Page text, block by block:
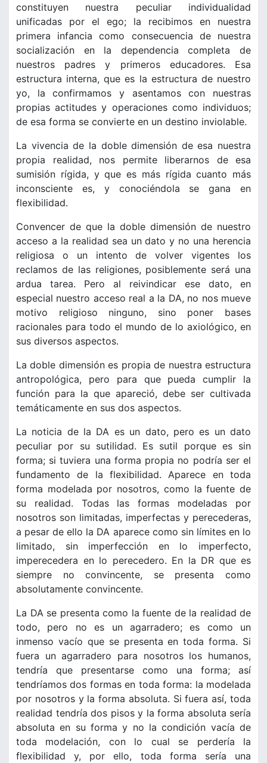
constituyen nuestra peculiar individualidad
unificadas por el ego; la recibimos en nuestra
primera infancia como consecuencia de nuestra
socialización en la dependencia completa de
nuestros padres y primeros educadores. Esa
estructura interna, que es la estructura de nuestro
yo, la confirmamos y asentamos con nuestras
propias actitudes y operaciones como individuos;
de esa forma se convierte en un destino inviolable.
La vivencia de la doble dimensión de esa nuestra
propia realidad, nos permite liberarnos de esa
sumisión rígida, y que es más rígida cuanto más
inconsciente es, y conociéndola se gana en
flexibilidad.
Convencer de que la doble dimensión de nuestro
acceso a la realidad sea un dato y no una herencia
religiosa o un intento de volver vigentes los
reclamos de las religiones, posiblemente será una
ardua tarea. Pero al reivindicar ese dato, en
especial nuestro acceso real a la DA, no nos mueve
motivo religioso ninguno, sino poner bases
racionales para todo el mundo de lo axiológico, en
sus diversos aspectos.
La doble dimensión es propia de nuestra estructura
antropológica, pero para que pueda cumplir la
función para la que apareció, debe ser cultivada
temáticamente en sus dos aspectos.
La noticia de la DA es un dato, pero es un dato
peculiar por su sutilidad. Es sutil porque es sin
forma; si tuviera una forma propia no podría ser el
fundamento de la flexibilidad. Aparece en toda
forma modelada por nosotros, como la fuente de
su realidad. Todas las formas modeladas por
nosotros son limitadas, imperfectas y perecederas,
a pesar de ello la DA aparece como sin límites en lo
limitado, sin imperfección en lo imperfecto,
imperecedera en lo perecedero. En la DR que es
siempre no convincente, se presenta como
absolutamente convincente.
La DA se presenta como la fuente de la realidad de
todo, pero no es un agarradero; es como un
inmenso vacío que se presenta en toda forma. Si
fuera un agarradero para nosotros los humanos,
tendría que presentarse como una forma; así
tendríamos dos formas en toda forma: la modelada
por nosotros y la forma absoluta. Si fuera así, toda
realidad tendría dos pisos y la forma absoluta sería
absoluta en su forma y no la condición vacía de
toda modelación, con lo cual se perdería la
flexibilidad y, por ello, toda forma sería una